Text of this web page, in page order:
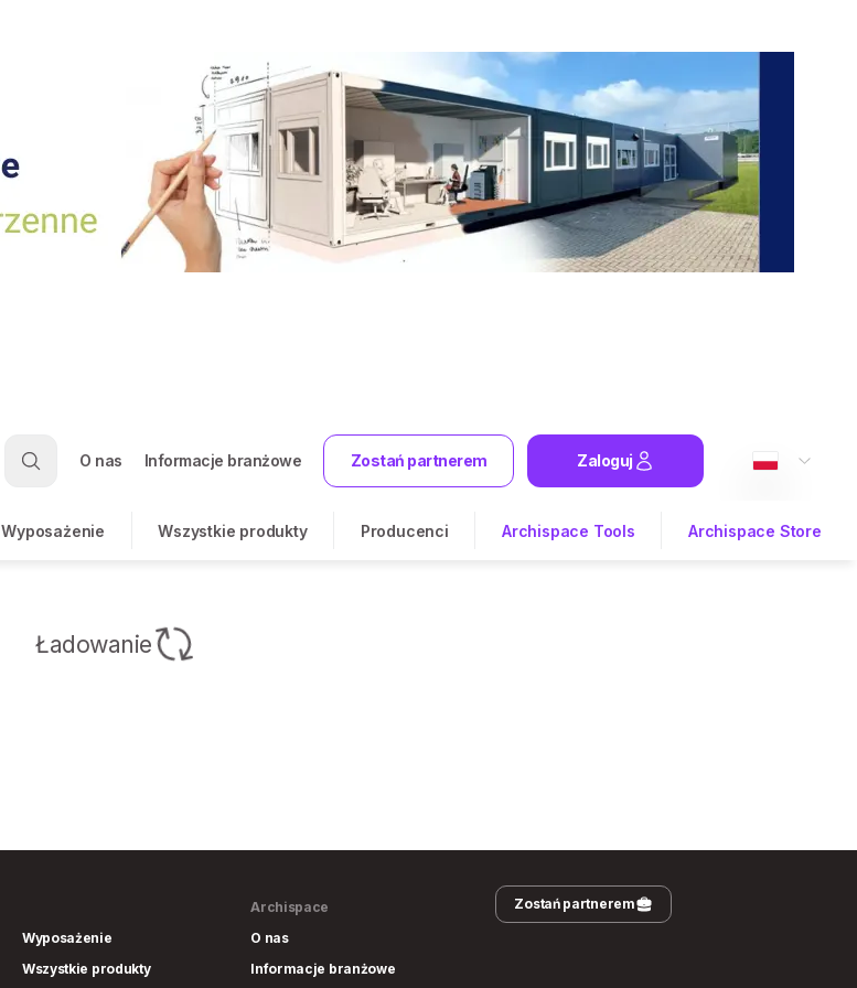
O nas Informacje branżowe Zostań partnerem Zaloguj
Wyposażenie Wszystkie produkty Producenci Archispace Tools Archispace Store
Ładowanie
Wyposażenie
Wszystkie produkty
Archispace
O nas
Informacje branżowe
Zostań partnerem